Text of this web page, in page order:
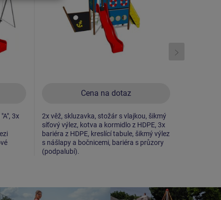
3x
Cena na dotaz
2x věž, skluzavka, stožár s vlajkou, šikmý
síťový výlez, kotva a kormidlo z HDPE, 3x
bariéra z HDPE, kreslící tabule, šikmý výlez
s nášlapy a bočnicemi, bariéra s průzory
(podpalubí).